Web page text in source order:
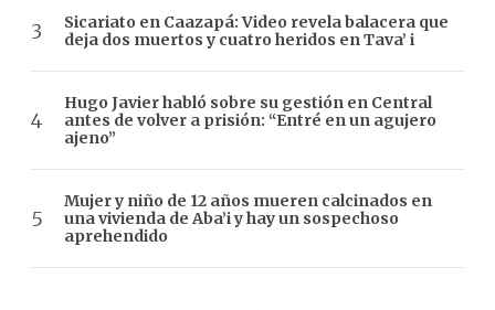
Sicariato en Caazapá: Video revela balacera que
deja dos muertos y cuatro heridos en Tava’ i
Hugo Javier habló sobre su gestión en Central
antes de volver a prisión: “Entré en un agujero
ajeno”
Mujer y niño de 12 años mueren calcinados en
una vivienda de Aba’i y hay un sospechoso
aprehendido